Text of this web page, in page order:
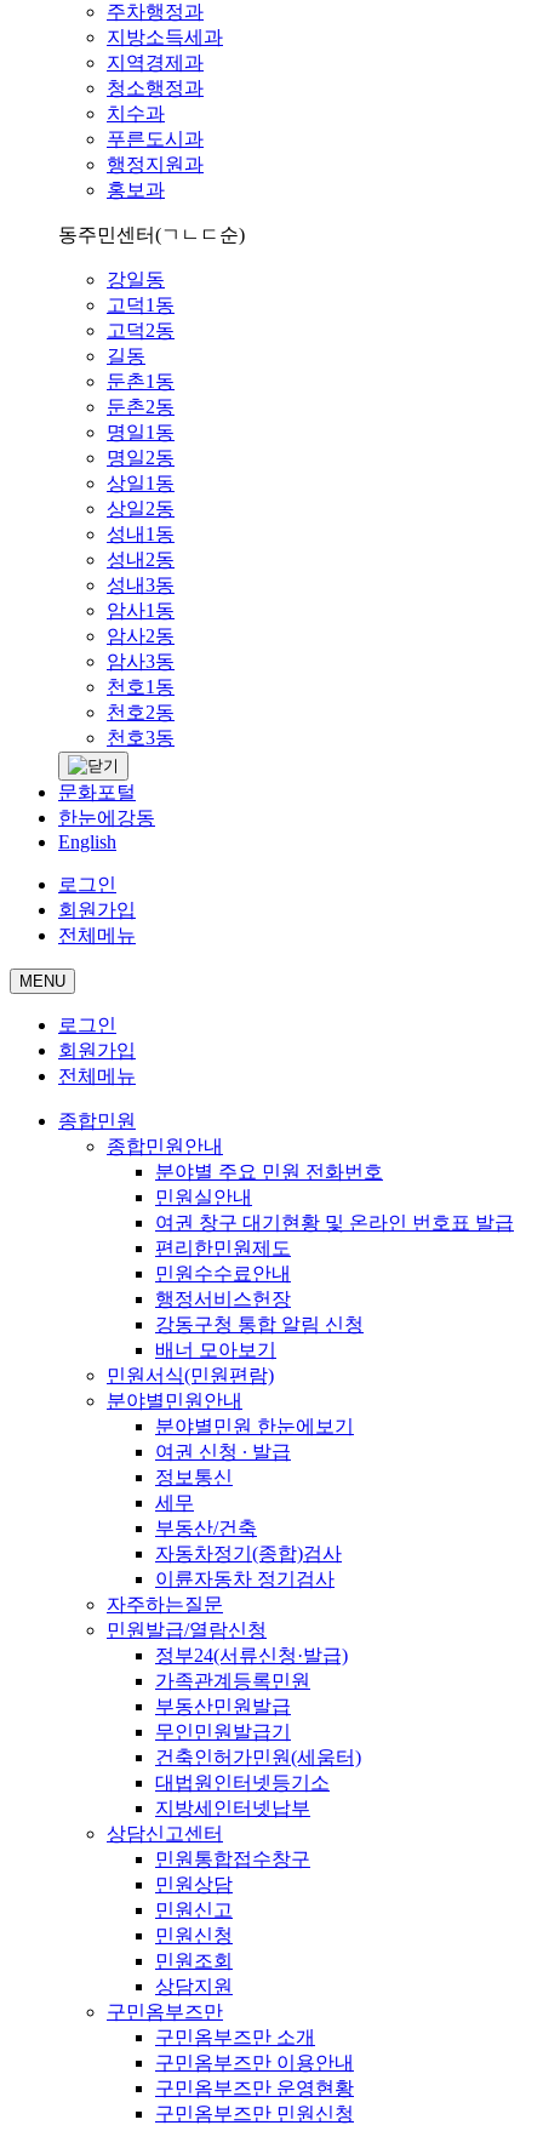
주차행정과
지방소득세과
지역경제과
청소행정과
치수과
푸른도시과
행정지원과
홍보과
동주민센터(ㄱㄴㄷ순)
강일동
고덕1동
고덕2동
길동
둔촌1동
둔촌2동
명일1동
명일2동
상일1동
상일2동
성내1동
성내2동
성내3동
암사1동
암사2동
암사3동
천호1동
천호2동
천호3동
문화포털
한눈에강동
English
로그인
회원가입
전체메뉴
MENU
로그인
회원가입
전체메뉴
종합민원
종합민원안내
분야별 주요 민원 전화번호
민원실안내
여권 창구 대기현황 및 온라인 번호표 발급
편리한민원제도
민원수수료안내
행정서비스헌장
강동구청 통합 알림 신청
배너 모아보기
민원서식(민원편람)
분야별민원안내
분야별민원 한눈에보기
여권 신청 ∙ 발급
정보통신
세무
부동산/건축
자동차정기(종합)검사
이륜자동차 정기검사
자주하는질문
민원발급/열람신청
정부24(서류신청·발급)
가족관계등록민원
부동산민원발급
무인민원발급기
건축인허가민원(세움터)
대법원인터넷등기소
지방세인터넷납부
상담신고센터
민원통합접수창구
민원상담
민원신고
민원신청
민원조회
상담지원
구민옴부즈만
구민옴부즈만 소개
구민옴부즈만 이용안내
구민옴부즈만 운영현황
구민옴부즈만 민원신청